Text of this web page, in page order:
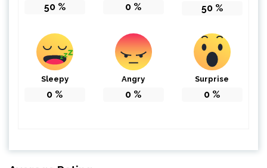
50% 0 % 50%
Sleepy
0 %
Angry
0 %
Surprise
0 %